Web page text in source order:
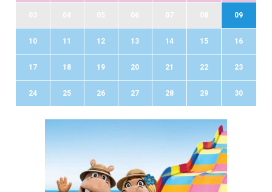
09
10 11 12 13 14 15 16
17 18 19 20 21 22 23
24 25 26 27 28 29 30